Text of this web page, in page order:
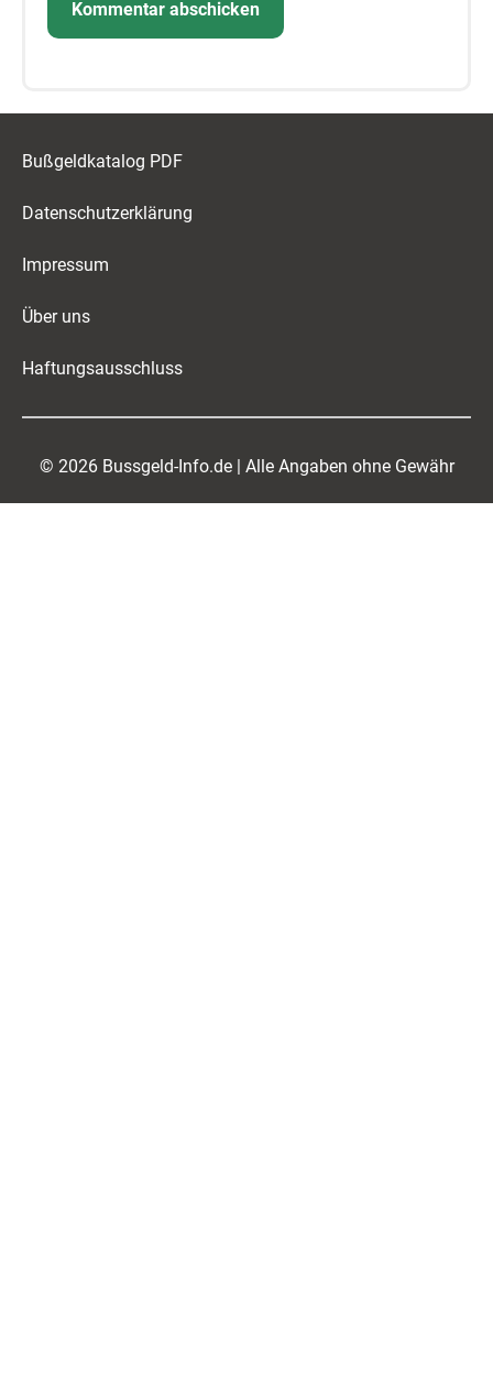
Bußgeldkatalog PDF
Datenschutzerklärung
Impressum
Über uns
Haftungsausschluss
© 2026 Bussgeld-Info.de | Alle Angaben ohne Gewähr